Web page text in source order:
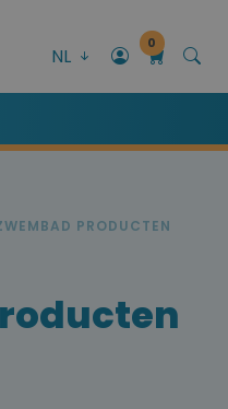
NL
0
PRODUCTEN